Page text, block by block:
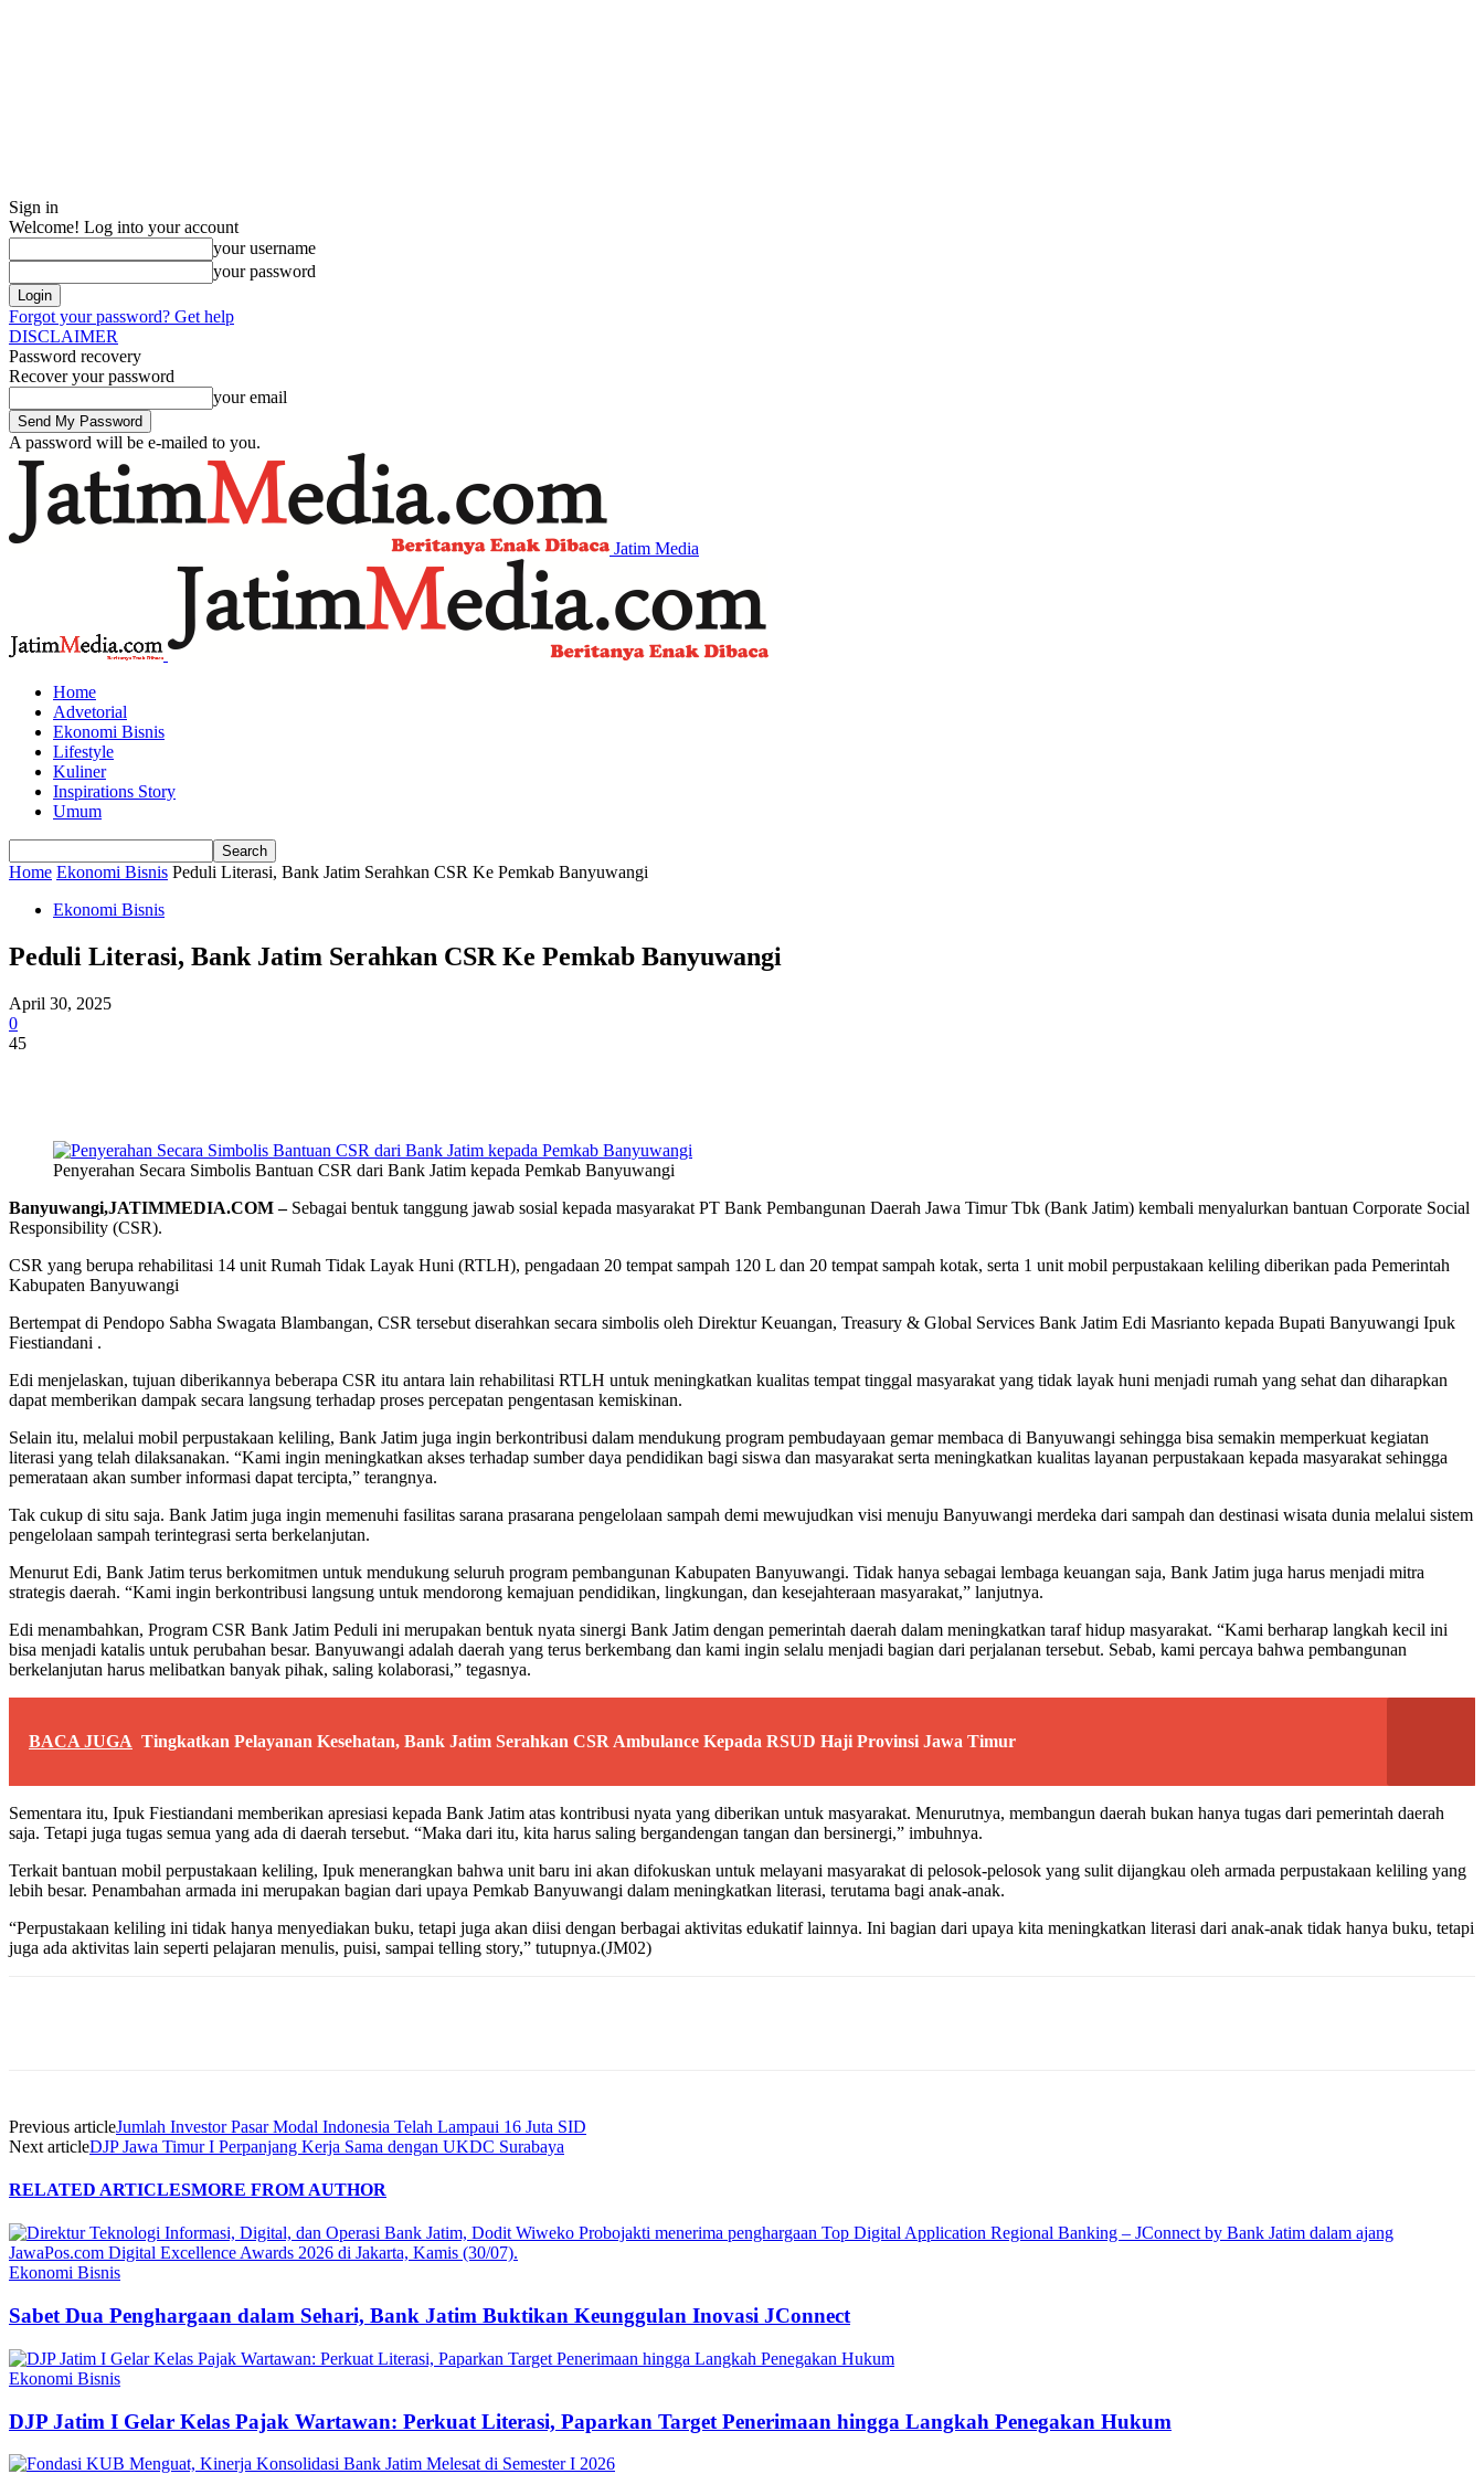
Sign in
Welcome! Log into your account
your username
your password
Forgot your password? Get help
DISCLAIMER
Password recovery
Recover your password
your email
A password will be e-mailed to you.
Jatim Media
Home
Advetorial
Ekonomi Bisnis
Lifestyle
Kuliner
Inspirations Story
Umum
Home Ekonomi Bisnis Peduli Literasi, Bank Jatim Serahkan CSR Ke Pemkab Banyuwangi
Ekonomi Bisnis
Peduli Literasi, Bank Jatim Serahkan CSR Ke Pemkab Banyuwangi
April 30, 2025
0
45
Penyerahan Secara Simbolis Bantuan CSR dari Bank Jatim kepada Pemkab Banyuwangi
Banyuwangi,JATIMMEDIA.COM –Sebagai bentuk tanggung jawab sosial kepada masyarakat PT Bank Pembangunan Daerah Jawa Timur Tbk (Bank Jatim) kembali menyalurkan bantuan Corporate Social
Responsibility (CSR).
CSR yang berupa rehabilitasi 14 unit Rumah Tidak Layak Huni (RTLH), pengadaan 20 tempat sampah 120 L dan 20 tempat sampah kotak, serta 1 unit mobil perpustakaan keliling diberikan pada Pemerintah
Kabupaten Banyuwangi
Bertempat di Pendopo Sabha Swagata Blambangan, CSR tersebut diserahkan secara simbolis oleh Direktur Keuangan, Treasury & Global Services Bank Jatim Edi Masrianto kepada Bupati Banyuwangi Ipuk
Fiestiandani .
Edi menjelaskan, tujuan diberikannya beberapa CSR itu antara lain rehabilitasi RTLH untuk meningkatkan kualitas tempat tinggal masyarakat yang tidak layak huni menjadi rumah yang sehat dan diharapkan
dapat memberikan dampak secara langsung terhadap proses percepatan pengentasan kemiskinan.
Selain itu, melalui mobil perpustakaan keliling, Bank Jatim juga ingin berkontribusi dalam mendukung program pembudayaan gemar membaca di Banyuwangi sehingga bisa semakin memperkuat kegiatan
literasi yang telah dilaksanakan. “Kami ingin meningkatkan akses terhadap sumber daya pendidikan bagi siswa dan masyarakat serta meningkatkan kualitas layanan perpustakaan kepada masyarakat sehingga
pemerataan akan sumber informasi dapat tercipta,” terangnya.
Tak cukup di situ saja. Bank Jatim juga ingin memenuhi fasilitas sarana prasarana pengelolaan sampah demi mewujudkan visi menuju Banyuwangi merdeka dari sampah dan destinasi wisata dunia melalui sistem
pengelolaan sampah terintegrasi serta berkelanjutan.
Menurut Edi, Bank Jatim terus berkomitmen untuk mendukung seluruh program pembangunan Kabupaten Banyuwangi. Tidak hanya sebagai lembaga keuangan saja, Bank Jatim juga harus menjadi mitra
strategis daerah. “Kami ingin berkontribusi langsung untuk mendorong kemajuan pendidikan, lingkungan, dan kesejahteraan masyarakat,” lanjutnya.
Edi menambahkan, Program CSR Bank Jatim Peduli ini merupakan bentuk nyata sinergi Bank Jatim dengan pemerintah daerah dalam meningkatkan taraf hidup masyarakat. “Kami berharap langkah kecil ini
bisa menjadi katalis untuk perubahan besar. Banyuwangi adalah daerah yang terus berkembang dan kami ingin selalu menjadi bagian dari perjalanan tersebut. Sebab, kami percaya bahwa pembangunan
berkelanjutan harus melibatkan banyak pihak, saling kolaborasi,” tegasnya.
BACA JUGA Tingkatkan Pelayanan Kesehatan, Bank Jatim Serahkan CSR Ambulance Kepada RSUD Haji Provinsi Jawa Timur
Sementara itu, Ipuk Fiestiandani memberikan apresiasi kepada Bank Jatim atas kontribusi nyata yang diberikan untuk masyarakat. Menurutnya, membangun daerah bukan hanya tugas dari pemerintah daerah
saja. Tetapi juga tugas semua yang ada di daerah tersebut. “Maka dari itu, kita harus saling bergandengan tangan dan bersinergi,” imbuhnya.
Terkait bantuan mobil perpustakaan keliling, Ipuk menerangkan bahwa unit baru ini akan difokuskan untuk melayani masyarakat di pelosok-pelosok yang sulit dijangkau oleh armada perpustakaan keliling yang
lebih besar. Penambahan armada ini merupakan bagian dari upaya Pemkab Banyuwangi dalam meningkatkan literasi, terutama bagi anak-anak.
“Perpustakaan keliling ini tidak hanya menyediakan buku, tetapi juga akan diisi dengan berbagai aktivitas edukatif lainnya. Ini bagian dari upaya kita meningkatkan literasi dari anak-anak tidak hanya buku, tetapi
juga ada aktivitas lain seperti pelajaran menulis, puisi, sampai telling story,” tutupnya.(JM02)
Previous articleJumlah Investor Pasar Modal Indonesia Telah Lampaui 16 Juta SID
Next articleDJP Jawa Timur I Perpanjang Kerja Sama dengan UKDC Surabaya
RELATED ARTICLESMORE FROM AUTHOR
Ekonomi Bisnis
Sabet Dua Penghargaan dalam Sehari, Bank Jatim Buktikan Keunggulan Inovasi JConnect
Ekonomi Bisnis
DJP Jatim I Gelar Kelas Pajak Wartawan: Perkuat Literasi, Paparkan Target Penerimaan hingga Langkah Penegakan Hukum